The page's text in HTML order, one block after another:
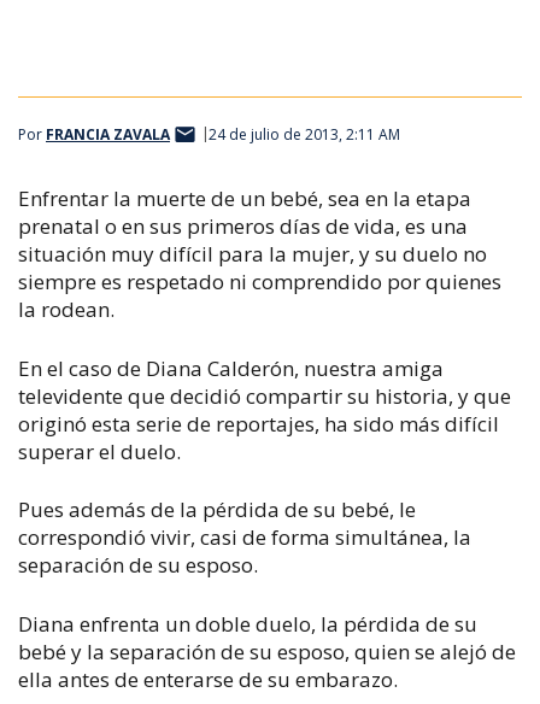
Por FRANCIA ZAVALA 24 de julio de 2013, 2:11 AM
Enfrentar la muerte de un bebé, sea en la etapa
prenatal o en sus primeros días de vida, es una
situación muy difícil para la mujer, y su duelo no
siempre es respetado ni comprendido por quienes
la rodean.
En el caso de Diana Calderón, nuestra amiga
televidente que decidió compartir su historia, y que
originó esta serie de reportajes, ha sido más difícil
superar el duelo.
Pues además de la pérdida de su bebé, le
correspondió vivir, casi de forma simultánea, la
separación de su esposo.
Diana enfrenta un doble duelo, la pérdida de su
bebé y la separación de su esposo, quien se alejó de
ella antes de enterarse de su embarazo.